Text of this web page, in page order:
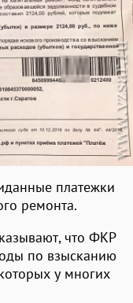
платежки
ремонта.
что ФКР
по взысканию
у многих